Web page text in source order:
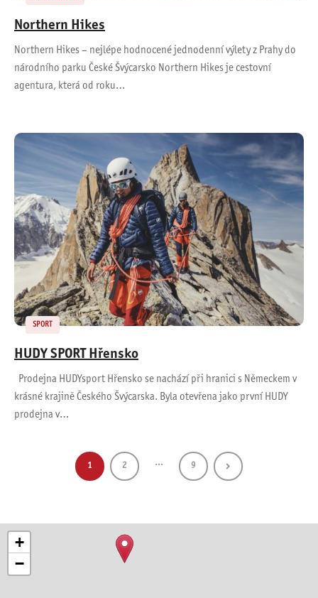
Northern Hikes
Northern Hikes – nejlépe hodnocené jednodenní výlety z Prahy do
národního parku České Švýcarsko Northern Hikes je cestovní
agentura, která od roku…
SPORT
HUDY SPORT Hřensko
Prodejna HUDYsport Hřensko se nachází při hranici s Německem v
krásné krajině Českého Švýcarska. Byla otevřena jako první HUDY
prodejna v…
1 2 … 9
+
−